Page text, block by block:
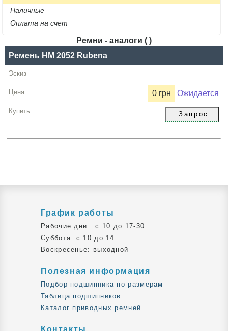
Наличные
Оплата на счет
Ремни - аналоги ( )
Название
грн
Ремень HM 2052 Rubena
0 грн Ожидается
График работы
Рабочие дни:: c 10 до 17-30
Суббота: c 10 до 14
Воскресенье: выходной
Полезная информация
Подбор подшипника по размерам
Таблица подшипников
Каталог приводных ремней